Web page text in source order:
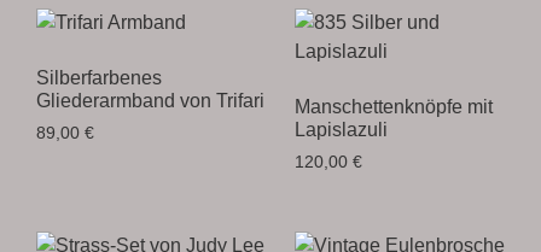
Silberfarbenes
Gliederarmband von Trifari
89,00 €
Manschettenknöpfe mit
Lapislazuli
120,00 €